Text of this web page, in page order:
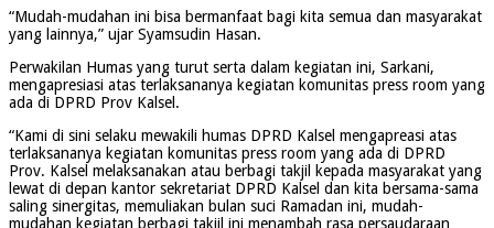
“Mudah-mudahan ini bisa bermanfaat bagi kita semua dan masyarakat
yang lainnya,” ujar Syamsudin Hasan.
Perwakilan Humas yang turut serta dalam kegiatan ini, Sarkani,
mengapresiasi atas terlaksananya kegiatan komunitas press room yang
ada di DPRD Prov Kalsel.
“Kami di sini selaku mewakili humas DPRD Kalsel mengapreasi atas
terlaksananya kegiatan komunitas press room yang ada di DPRD
Prov. Kalsel melaksanakan atau berbagi takjil kepada masyarakat yang
lewat di depan kantor sekretariat DPRD Kalsel dan kita bersama-sama
saling sinergitas, memuliakan bulan suci Ramadan ini, mudah-
mudahan kegiatan berbagi takjil ini menambah rasa persaudaraan